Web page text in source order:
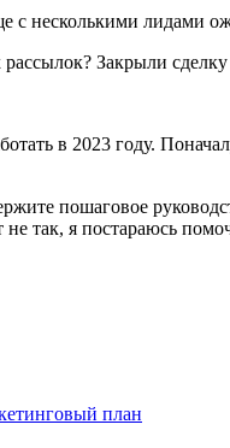
с несколькими лидами
в 2023 году.
пошаговое
не так, я постараюсь
план